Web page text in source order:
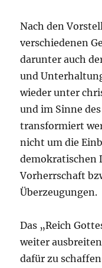
Nach den
verschiedenen
darunter auch
und
wieder unter
und im Sinne
transformiert
nicht um die
demokratischen
Vorherrschaft
Überzeugungen.
Das „Reich
weiter
dafür zu